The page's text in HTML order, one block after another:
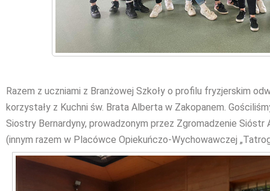
Razem z uczniami z Branżowej Szkoły o profilu fryzjerskim
korzystały z Kuchni św. Brata Alberta w Zakopanem.
Siostry Bernardyny, prowadzonym przez Zgromadzenie Sióstr
(innym razem w Placówce Opiekuńczo-Wychowawczej